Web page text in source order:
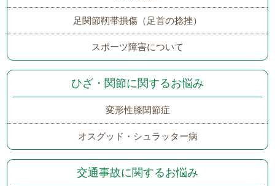
足関節靭帯損傷（足首の捻挫）
スポーツ障害について
ひざ・関節に関するお悩み
変形性膝関節症
オスグッド・シュラッター病
交通事故に関するお悩み